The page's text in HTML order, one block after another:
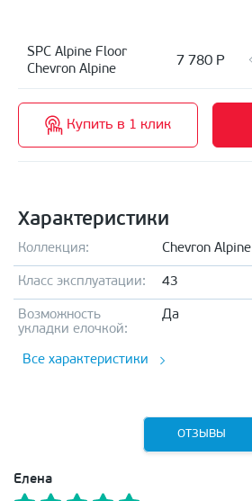
SPC Alpine Floor
Сhevron Alpine
7 780 Р
Купить в 1 клик
Характеристики
Коллекция: Сhevron Alpine
Класс эксплуатации: 43
Возможность
укладки елочкой:
Да
Все характеристики
ОТЗЫВЫ
Елена